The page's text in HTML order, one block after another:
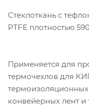
Стеклоткань с
PTFE плотностью
Применяется для
термочехлов для
термоизоляционных
конвейерных лент и